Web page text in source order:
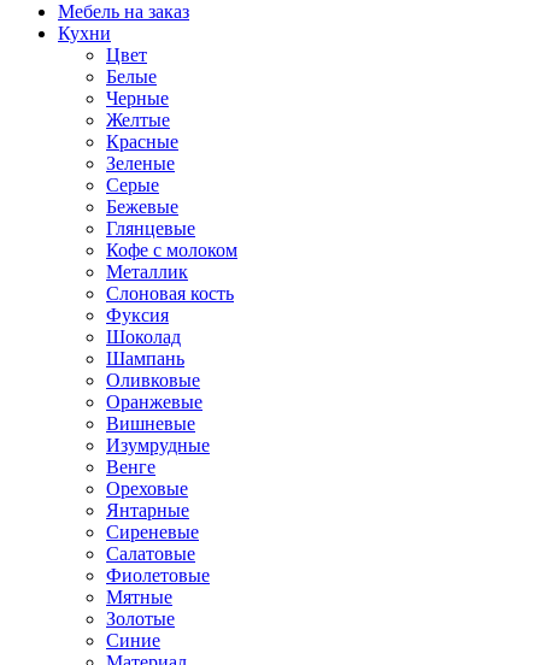
Мебель на заказ
Кухни
Цвет
Белые
Черные
Желтые
Красные
Зеленые
Серые
Бежевые
Глянцевые
Кофе с молоком
Металлик
Слоновая кость
Фуксия
Шоколад
Шампань
Оливковые
Оранжевые
Вишневые
Изумрудные
Венге
Ореховые
Янтарные
Сиреневые
Салатовые
Фиолетовые
Мятные
Золотые
Синие